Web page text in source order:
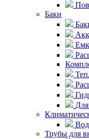
Баки
Трубы для